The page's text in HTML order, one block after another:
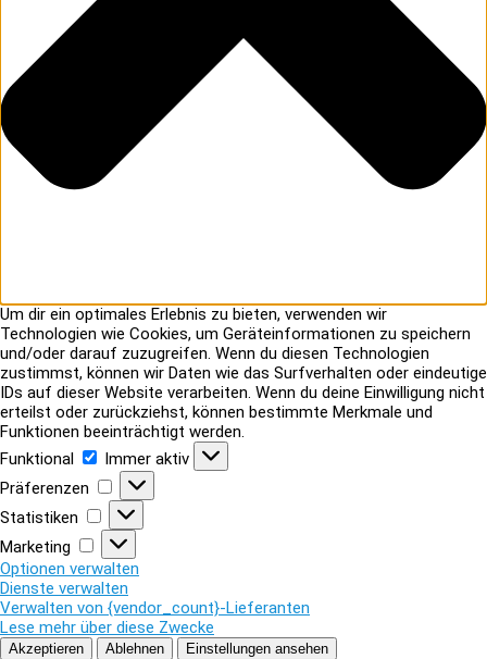
Um dir ein optimales Erlebnis zu bieten, verwenden wir
Technologien wie Cookies, um Geräteinformationen zu speichern
und/oder darauf zuzugreifen. Wenn du diesen Technologien
zustimmst, können wir Daten wie das Surfverhalten oder eindeutige
IDs auf dieser Website verarbeiten. Wenn du deine Einwilligung nicht
erteilst oder zurückziehst, können bestimmte Merkmale und
Funktionen beeinträchtigt werden.
Funktional
Funktional
Immer aktiv
Präferenzen
Präferenzen
Statistiken
Statistiken
Marketing
Marketing
Optionen verwalten
Dienste verwalten
Verwalten von {vendor_count}-Lieferanten
Lese mehr über diese Zwecke
Akzeptieren Ablehnen
Einstellungen ansehen